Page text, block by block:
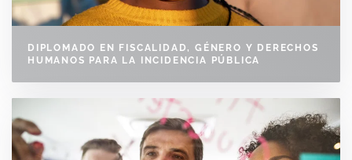
DIPLOMADO EN FISCALIDAD, GÉNERO Y DERECHOS
HUMANOS PARA LA INCIDENCIA PÚBLICA